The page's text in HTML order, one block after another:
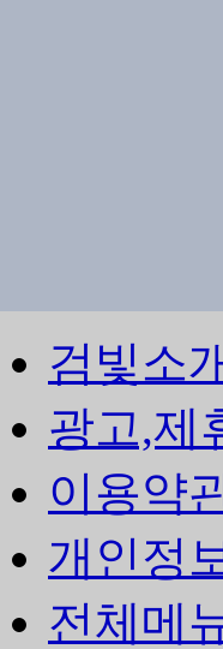
검빛소
광고,제
이용약
개인정
전체메